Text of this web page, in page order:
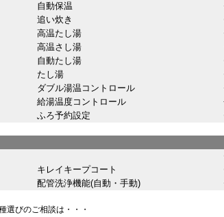
自動保温
追い炊き
高温たし湯
高温さし湯
自動たし湯
たし湯
ダブル湯温コントロール
給湯温度コントロール
ふろ予約設定
キレイキープコート
配管洗浄機能(自動・手動)
選びのご相談は・・・